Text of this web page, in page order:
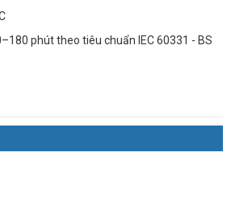
phút theo tiêu chuẩn IEC 60331 - BS